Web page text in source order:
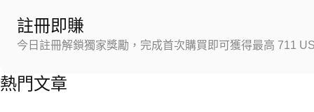
註冊即賺
今日註冊解鎖獨家獎勵，完成首次購買即可獲得最高 711
熱門文章